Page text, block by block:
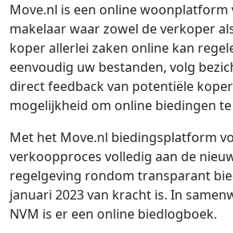
Move.nl is een online woonplatform
makelaar waar zowel de verkoper
koper allerlei zaken online kan
eenvoudig uw bestanden, volg
direct feedback van potentiële
mogelijkheid om online biedingen
Met het Move.nl biedingsplatform
verkoopproces volledig aan de
regelgeving rondom transparant
januari 2023 van kracht is. In
NVM is er een online biedlogboek.